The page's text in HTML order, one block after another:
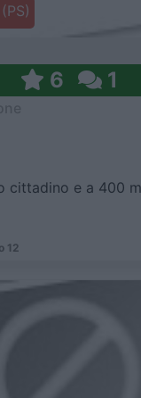
6 1
cittadino e a 400
12